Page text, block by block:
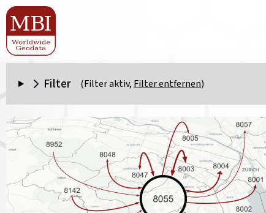
Filter (Filter aktiv, Filter entfernen)